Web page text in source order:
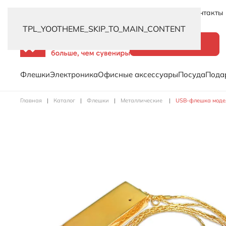
TPL_YOOTHEME_SKIP_TO_MAIN_CONTENT
Контакты
ФлешкиЭлектроникаОфисные аксессуарыПосуда
Главная Каталог Флешки Металлические USB-флешка